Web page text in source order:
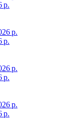
р.
р.
р.
р.